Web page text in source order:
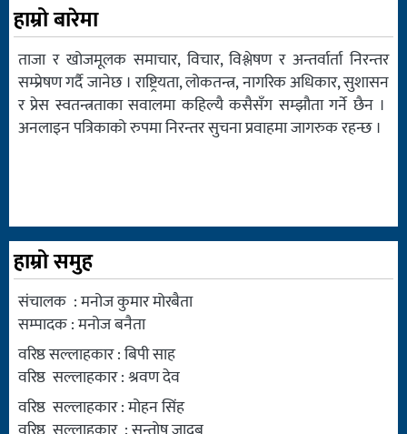
हाम्रो बारेमा
ताजा र खोजमूलक समाचार, विचार, विश्लेषण र अन्तर्वार्ता निरन्तर
सम्प्रेषण गर्दै जानेछ । राष्ट्रियता, लोकतन्त्र, नागरिक अधिकार, सुशासन
र प्रेस स्वतन्त्रताका सवालमा कहिल्यै कसैसँग सम्झौता गर्ने छैन ।
अनलाइन पत्रिकाको रुपमा निरन्तर सुचना प्रवाहमा जागरुक रहन्छ ।
हाम्रो समुह
संचालक : मनोज कुमार मोरबैता
सम्पादक : मनोज बनैता
वरिष्ठ सल्लाहकार : बिपी साह
वरिष्ठ सल्लाहकार : श्रवण देव
वरिष्ठ सल्लाहकार : मोहन सिंह